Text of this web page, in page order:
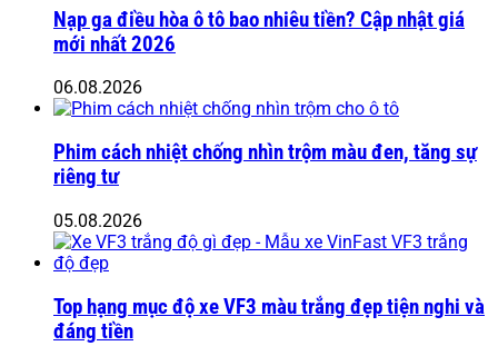
Nạp ga điều hòa ô tô bao nhiêu tiền? Cập nhật giá
mới nhất 2026
06.08.2026
Phim cách nhiệt chống nhìn trộm màu đen, tăng sự
riêng tư
05.08.2026
Top hạng mục độ xe VF3 màu trắng đẹp tiện nghi và
đáng tiền